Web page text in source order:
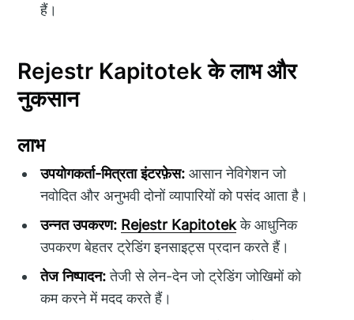
हैं।
Rejestr Kapitotek के लाभ और
नुकसान
लाभ
उपयोगकर्ता-मित्रता इंटरफ़ेस: आसान नेविगेशन जो
नवोदित और अनुभवी दोनों व्यापारियों को पसंद आता है।
उन्नत उपकरण: Rejestr Kapitotekके आधुनिक
उपकरण बेहतर ट्रेडिंग इनसाइट्स प्रदान करते हैं।
तेज निष्पादन:तेजी से लेन-देन जो ट्रेडिंग जोखिमों को
कम करने में मदद करते हैं।